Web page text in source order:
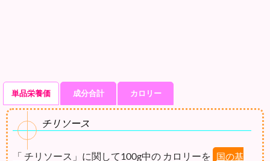
単品栄養価 成分合計 カロリー
チリソース
「 チリソース」に関して100g中の カロリーを
国の基